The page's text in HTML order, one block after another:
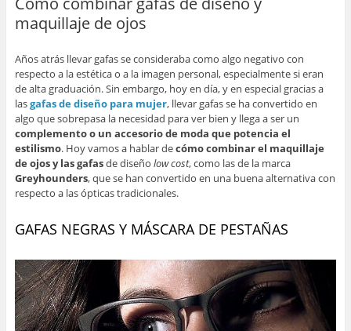
maquillaje de ojos
Años atrás llevar gafas se consideraba como algo negativo con
respecto a la estética o a la imagen personal, especialmente si eran
de alta graduación. Sin embargo, hoy en día, y en especial gracias a
lasgafas de diseño para mujer, llevar gafas se ha convertido en
algo que sobrepasa la necesidad para ver bien y llega a ser un
complemento o un accesorio de moda que potencia el
estilismo. Hoy vamos a hablar decómo combinar el maquillaje
de ojos y las gafasde diseño low cost, como las de la marca
Greyhounders, que se han convertido en una buena alternativa con
respecto a las ópticas tradicionales.
GAFAS NEGRAS Y MÁSCARA DE PESTAÑAS